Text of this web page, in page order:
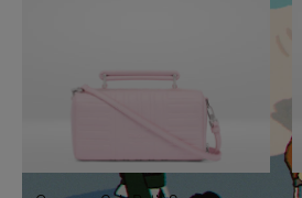
PAUSE,
APPUYEZ
SUR
DÉSACTIVÉ.
VEUILLEZ